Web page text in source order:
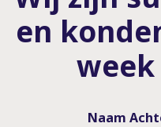
en
Naam